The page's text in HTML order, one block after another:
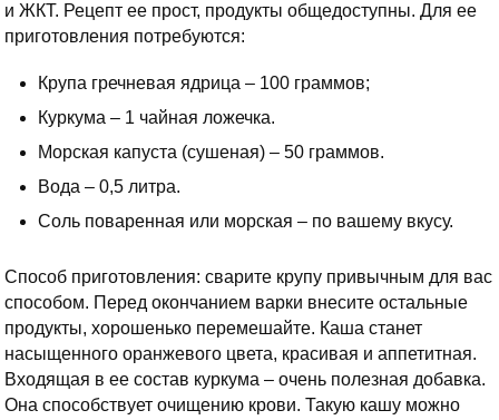
и ЖКТ. Рецепт ее прост, продукты общедоступны. Для ее
приготовления потребуются:
Крупа гречневая ядрица – 100 граммов;
Куркума – 1 чайная ложечка.
Морская капуста (сушеная) – 50 граммов.
Вода – 0,5 литра.
Соль поваренная или морская – по вашему вкусу.
Способ приготовления: сварите крупу привычным для вас
способом. Перед окончанием варки внесите остальные
продукты, хорошенько перемешайте. Каша станет
насыщенного оранжевого цвета, красивая и аппетитная.
Входящая в ее состав куркума – очень полезная добавка.
Она способствует очищению крови. Такую кашу можно